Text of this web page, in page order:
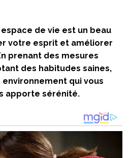
de vie est un beau
votre esprit et améliorer
prenant des mesures
des habitudes saines,
qui vous
apporte sérénité.